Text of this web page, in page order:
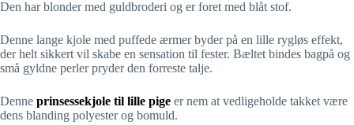
Den har blonder med guldbroderi og er foret med blåt stof.
Denne lange kjole med puffede ærmer byder på en lille rygløs effekt,
der helt sikkert vil skabe en sensation til fester. Bæltet bindes bagpå og
små gyldne perler pryder den forreste talje.
Denne prinsessekjole til lille pige er nem at vedligeholde takket være
dens blanding polyester og bomuld.